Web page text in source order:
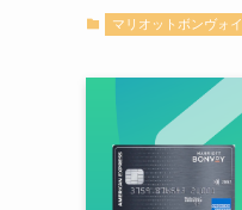
マリオットボンヴォイ